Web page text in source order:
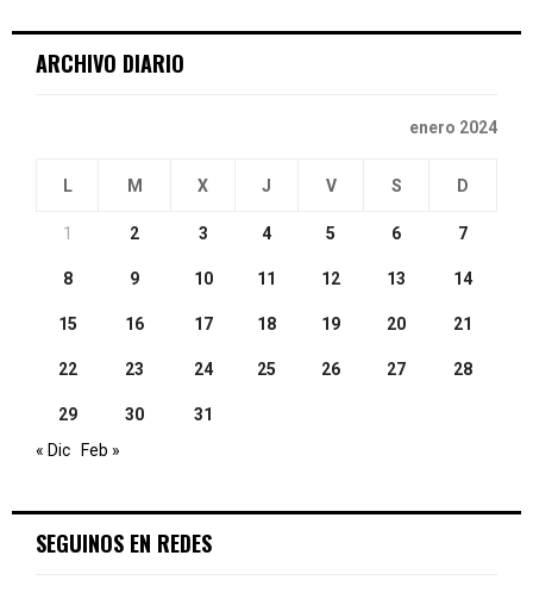
ARCHIVO DIARIO
enero 2024
L M X J V S D
1 2 3 4 5 6 7
8 9 10 11 12 13 14
15 16 17 18 19 20 21
22 23 24 25 26 27 28
29 30
31
« Dic
Feb »
SEGUINOS EN REDES